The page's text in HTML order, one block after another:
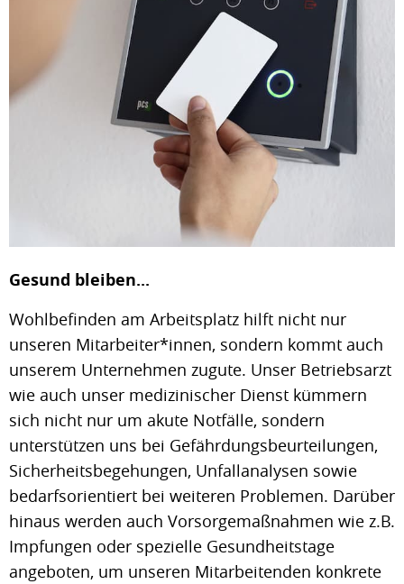
Gesund bleiben...
Wohlbefinden am Arbeitsplatz hilft nicht nur
unseren Mitarbeiter*innen, sondern kommt auch
unserem Unternehmen zugute. Unser Betriebsarzt
wie auch unser medizinischer Dienst kümmern
sich nicht nur um akute Notfälle, sondern
unterstützen uns bei Gefährdungsbeurteilungen,
Sicherheitsbegehungen, Unfallanalysen sowie
bedarfsorientiert bei weiteren Problemen. Darüber
hinaus werden auch Vorsorgemaßnahmen wie z.B.
Impfungen oder spezielle Gesundheitstage
angeboten, um unseren Mitarbeitenden konkrete